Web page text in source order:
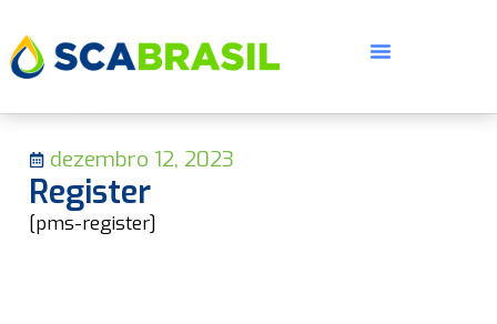
dezembro 12, 2023
Register
[pms-register]